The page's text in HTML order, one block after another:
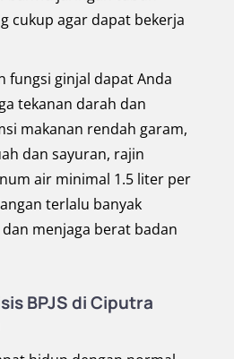
cukup agar dapat bekerja
fungsi ginjal dapat Anda
tekanan darah dan
makanan rendah garam,
dan sayuran, rajin
air minimal 1.5 liter per
terlalu banyak
menjaga berat badan
BPJS di Ciputra